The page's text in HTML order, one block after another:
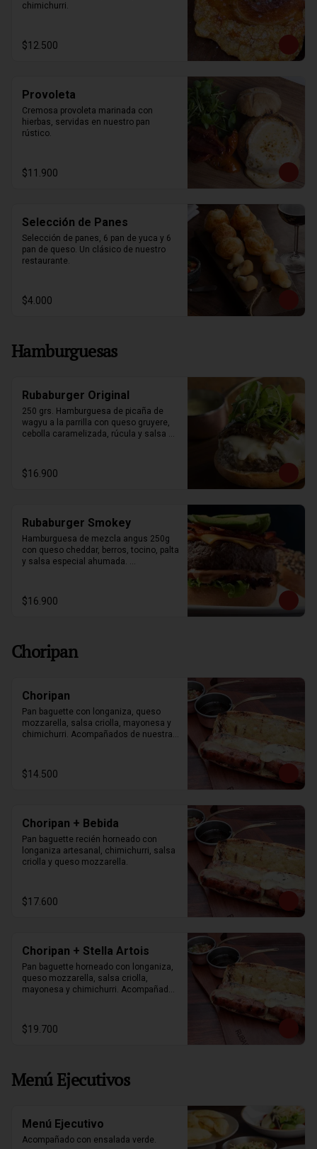
chimichurri.
$12.500
Provoleta
Cremosa provoleta marinada con
hierbas, servidas en nuestro pan
rústico.
$11.900
Selección de Panes
Selección de panes, 6 pan de yuca y 6
pan de queso. Un clásico de nuestro
restaurante.
$4.000
Hamburguesas
Rubaburger Original
250 grs. Hamburguesa de picaña de
wagyu a la parrilla con queso gruyere,
cebolla caramelizada, rúcula y salsa
$16.900
Rubaburger Smokey
Hamburguesa de mezcla angus 250g
con queso cheddar, berros, tocino, palta
y salsa especial ahumada.
$16.900
Choripan
Choripan
Pan baguette con longaniza, queso
mozzarella, salsa criolla, mayonesa y
chimichurri. Acompañados de nuestras
$14.500
Choripan + Bebida
Pan baguette recién horneado con
longaniza artesanal, chimichurri, salsa
criolla y queso mozzarella.
$17.600
Choripan + Stella Artois
Pan baguette horneado con longaniza,
queso mozzarella, salsa criolla,
mayonesa y chimichurri. Acompañados
$19.700
Menú Ejecutivos
Menú Ejecutivo
Acompañado con ensalada verde.